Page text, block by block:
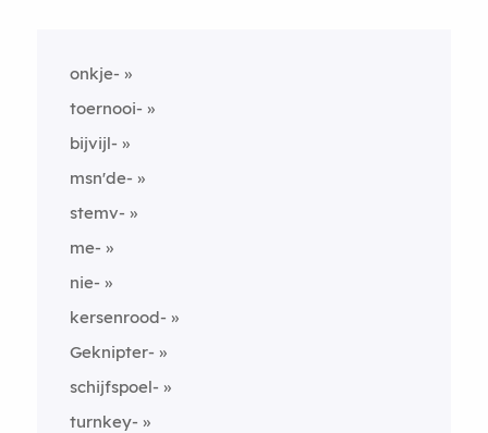
onkje-
toernooi-
bijvijl-
msn'de-
stemv-
me-
nie-
kersenrood-
Geknipter-
schijfspoel-
turnkey-